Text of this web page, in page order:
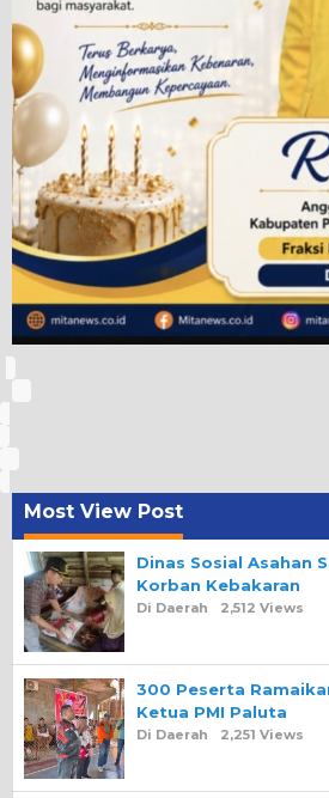
Most View Post
Dinas Sosial Asahan
Korban Kebakaran
Di Daerah 2,512 Views
300 Peserta
Ketua PMI Paluta
Di Daerah 2,251 Views